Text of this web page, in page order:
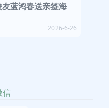
蓝鸿春送亲签海
2026-6-26
信